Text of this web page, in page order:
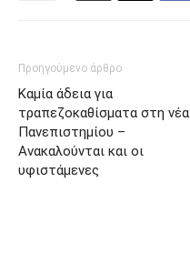
Προηγούμενο άρθρο
Καμία άδεια για
τραπεζοκαθίσματα στη νέα
Πανεπιστημίου –
Ανακαλούνται και οι
υφιστάμενες